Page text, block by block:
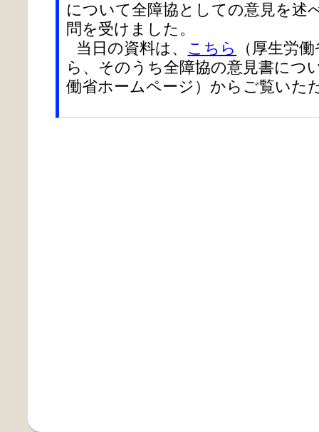
について全障協としての意見を述
問を受けました。
当日の資料は、 こちら
（厚生労
ら、そのうち全障協の意見書につ
働省ホームページ）からご覧いた